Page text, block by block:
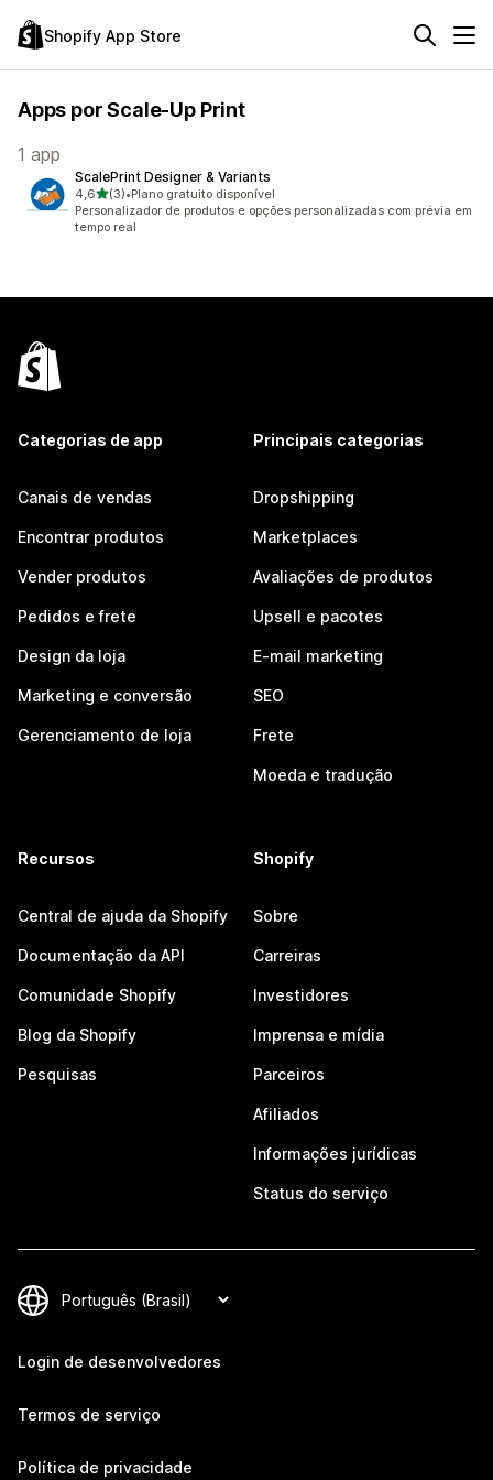
Shopify App Store
Apps por Scale-Up Print
1 app
ScalePrint Designer & Variants
4,6de 5 estrelas
(3)
3 avaliações ao todo
•Plano gratuito disponível
Personalizador de produtos e opções personalizadas com prévia em
tempo real
Categorias de app
Canais de vendas
Encontrar produtos
Vender produtos
Pedidos e frete
Design da loja
Marketing e conversão
Gerenciamento de loja
Principais categorias
Dropshipping
Marketplaces
Avaliações de produtos
Upsell e pacotes
E-mail marketing
SEO
Frete
Moeda e tradução
Recursos
Central de ajuda da Shopify
Documentação da API
Comunidade Shopify
Blog da Shopify
Pesquisas
Shopify
Sobre
Carreiras
Investidores
Imprensa e mídia
Parceiros
Afiliados
Informações jurídicas
Status do serviço
Login de desenvolvedores
Termos de serviço
Política de privacidade